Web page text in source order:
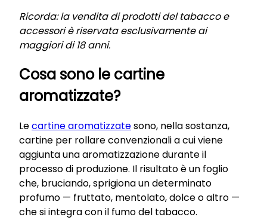
Ricorda: la vendita di prodotti del tabacco e
accessori è riservata esclusivamente ai
maggiori di 18 anni.
Cosa sono le cartine
aromatizzate?
Lecartine aromatizzatesono, nella sostanza,
cartine per rollare convenzionali a cui viene
aggiunta una aromatizzazione durante il
processo di produzione. Il risultato è un foglio
che, bruciando, sprigiona un determinato
profumo — fruttato, mentolato, dolce o altro —
che si integra con il fumo del tabacco.